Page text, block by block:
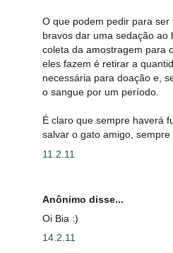
O que podem pedir para
bravos dar uma sedação ao
coleta da amostragem para
eles fazem é retirar a
necessária para doação e,
o sangue por um período.
É claro que sempre haverá
salvar o gato amigo, sempre
11.2.11
Anônimo disse...
Oi Bia :)
14.2.11